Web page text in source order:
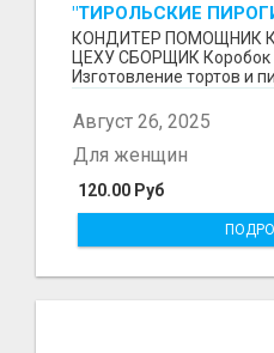
"ТИРОЛЬСКИЕ
ФАБРИКА "КРУГ "
КОНДИТЕР ПОМОЩНИК
ЦЕХУ СБОРЩИК
Изготовление тортов и
бренда О П Ы...
Август 26, 2025
120.00 Руб
Для женщин